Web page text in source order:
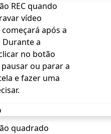
REC quando
vídeo
começará após a
a
no botão
ou parar a
e fazer uma
quadrado